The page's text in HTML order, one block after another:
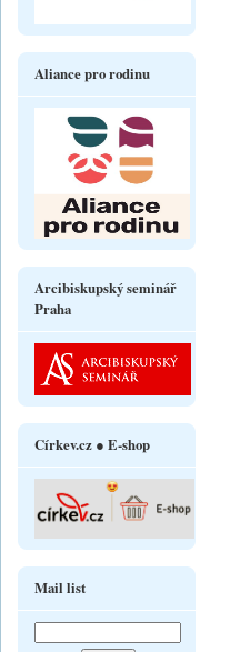
Aliance pro rodinu
Arcibiskupský seminář
Praha
Církev.cz ● E-shop
Mail list